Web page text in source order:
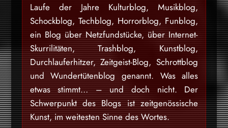
Laufe der Jahre Kulturblog, Musikblog,
Schockblog, Techblog, Horrorblog, Funblog,
ein Blog über Netzfundstücke, über Internet-
Skurrilitäten, Trashblog, Kunstblog,
Durchlauferhitzer, Zeitgeist-Blog, Schrottblog
und Wundertütenblog genannt. Was alles
etwas stimmt… – und doch nicht. Der
Schwerpunkt des Blogs ist zeitgenössische
Kunst, im weitesten Sinne des Wortes.